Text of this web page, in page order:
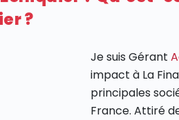
?
Je suis Gérant
impact à La
principales
France. Attiré